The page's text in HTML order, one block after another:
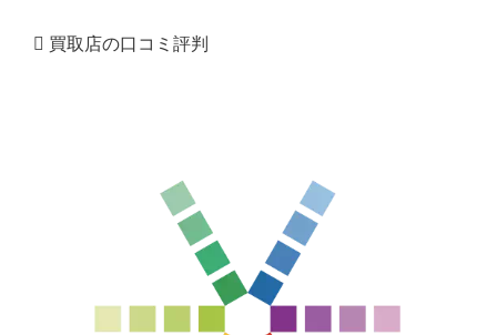
買取店の口コミ評判